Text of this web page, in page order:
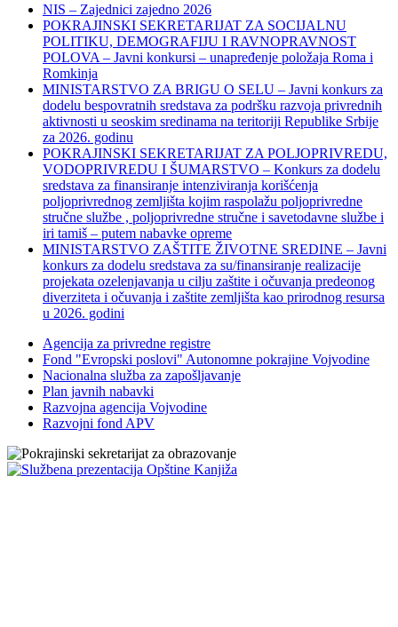
NIS – Zajednici zajedno 2026
POKRAJINSKI SEKRETARIJAT ZA SOCIJALNU
POLITIKU, DEMOGRAFIJU I RAVNOPRAVNOST
POLOVA – Javni konkursi – unapređenje položaja Roma i
Romkinja
MINISTARSTVO ZA BRIGU O SELU – Javni konkurs za
dodelu bespovratnih sredstava za podršku razvoja privrednih
aktivnosti u seoskim sredinama na teritoriji Republike Srbije
za 2026. godinu
POKRAJINSKI SEKRETARIJAT ZA POLJOPRIVREDU,
VODOPRIVREDU I ŠUMARSTVO – Konkurs za dodelu
sredstava za finansiranje intenziviranja korišćenja
poljoprivrednog zemljišta kojim raspolažu poljoprivredne
stručne službe , poljoprivredne stručne i savetodavne službe i
iri tamiš ‒ putem nabavke opreme
MINISTARSTVO ZAŠTITE ŽIVOTNE SREDINE – Javni
konkurs za dodelu sredstava za su/finansiranje realizacije
projekata ozelenjavanja u cilju zaštite i očuvanja predeonog
diverziteta i očuvanja i zaštite zemljišta kao prirodnog resursa
u 2026. godini
Agencija za privredne registre
Fond "Evropski poslovi" Autonomne pokrajine Vojvodine
Nacionalna služba za zapošljavanje
Plan javnih nabavki
Razvojna agencija Vojvodine
Razvojni fond APV